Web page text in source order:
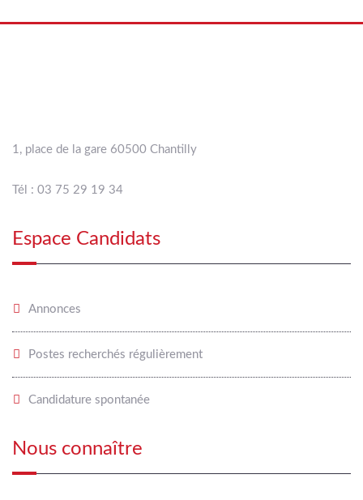
1, place de la gare 60500 Chantilly
Tél : 03 75 29 19 34
Espace Candidats
Annonces
Postes recherchés régulièrement
Candidature spontanée
Nous connaître